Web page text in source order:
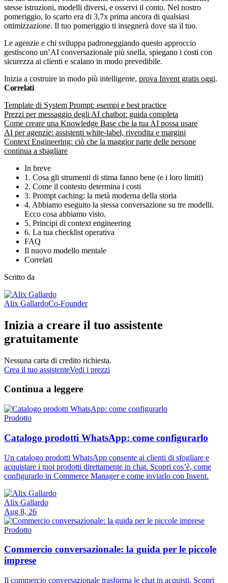
stesse istruzioni, modelli diversi, e osservi il conto. Nel nostro
pomeriggio, lo scarto era di 3,7x prima ancora di qualsiasi
ottimizzazione. Il tuo pomeriggio ti insegnerà dove sta il tuo.
Le agenzie e chi sviluppa padroneggiando questo approccio
gestiscono un’AI conversazionale più snella, spiegano i costi con
sicurezza ai clienti e scalano in modo prevedibile.
Inizia a costruire in modo più intelligente, prova Invent gratis oggi.
Correlati
Template di System Prompt: esempi e best practice
Prezzi per messaggio degli AI chatbot: guida completa
Come creare una Knowledge Base che la tua AI possa usare
AI per agenzie: assistenti white-label, rivendita e margini
Context Engineering: ciò che la maggior parte delle persone
continua a sbagliare
In breve
1. Cosa gli strumenti di stima fanno bene (e i loro limiti)
2. Come il contesto determina i costi
3. Prompt caching: la metà moderna della storia
4. Abbiamo eseguito la stessa conversazione su tre modelli.
Ecco cosa abbiamo visto.
5. Principi di context engineering
6. La tua checklist operativa
FAQ
Il nuovo modello mentale
Correlati
Scritto da
Alix GallardoCo-Founder
Inizia a creare il tuo assistente
gratuitamente
Nessuna carta di credito richiesta.
Crea il tuo assistenteVedi i prezzi
Continua a leggere
Prodotto
Catalogo prodotti WhatsApp: come configurarlo
Un catalogo prodotti WhatsApp consente ai clienti di sfogliare e
acquistare i tuoi prodotti direttamente in chat. Scopri cos’è, come
configurarlo in Commerce Manager e come inviarlo con Invent.
Alix Gallardo
Aug 8, 26
Prodotto
Commercio conversazionale: la guida per le piccole
imprese
Il commercio conversazionale trasforma le chat in acquisti. Scopri